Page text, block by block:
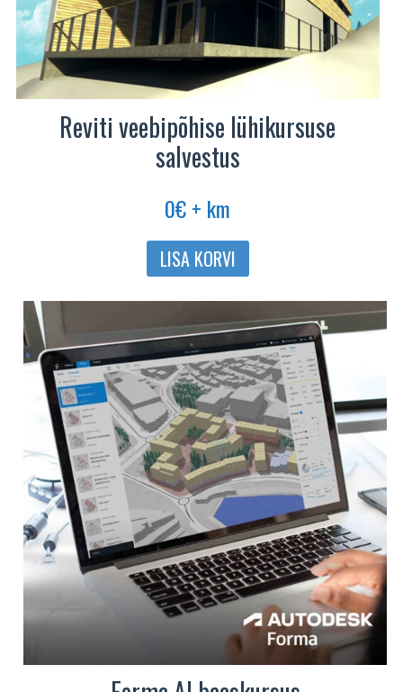
Reviti veebipõhise lühikursuse
salvestus
0€+ km
LISA KORVI